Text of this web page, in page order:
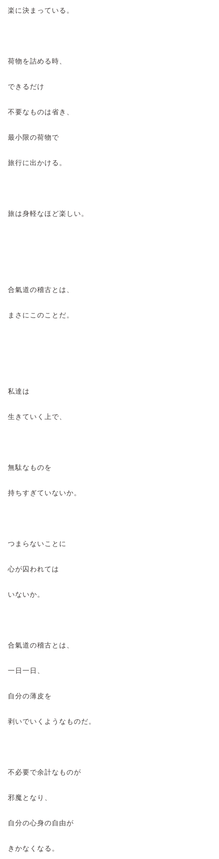
楽に決まっている。
荷物を詰める時、
できるだけ
不要なものは省き、
最小限の荷物で
旅行に出かける。
旅は身軽なほど楽しい。
合氣道の稽古とは、
まさにこのことだ。
私達は
生きていく上で、
無駄なものを
持ちすぎていないか。
つまらないことに
心が囚われては
いないか。
合氣道の稽古とは、
一日一日、
自分の薄皮を
剥いでいくようなものだ。
不必要で余計なものが
邪魔となり、
自分の心身の自由が
きかなくなる。